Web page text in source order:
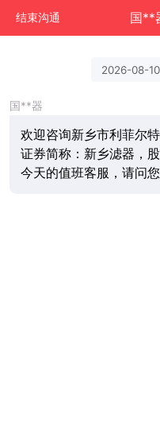
结束沟通 国**
2026-08-
国**器
欢迎咨询新乡市利菲尔
证券简称：新乡滤器，
今天的值班客服，请问